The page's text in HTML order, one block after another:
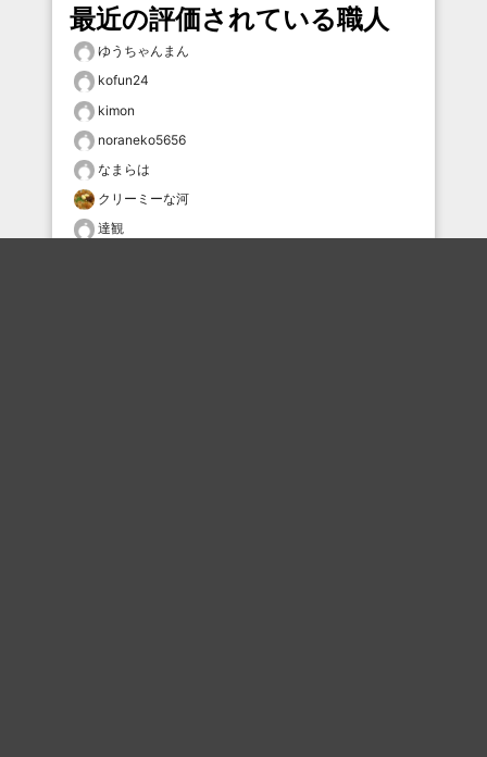
最近の評価されている職人
ゆうちゃんまん
kofun24
kimon
noraneko5656
なまらは
クリーミーな河
達観